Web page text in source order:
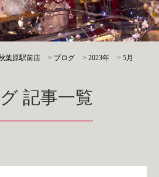
葉原駅前店 > ブログ >2023年 >5月
記事一覧